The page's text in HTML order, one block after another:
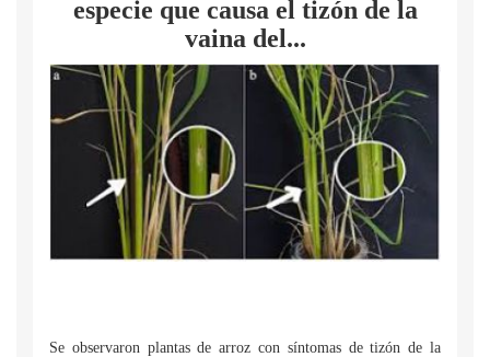
especie que causa el tizón de la
vaina del...
Se observaron plantas de arroz con síntomas de tizón de la